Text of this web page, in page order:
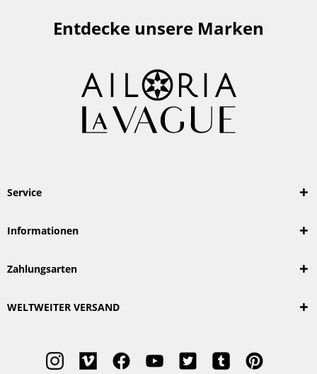
Entdecke unsere Marken
Service
Informationen
Zahlungsarten
WELTWEITER VERSAND